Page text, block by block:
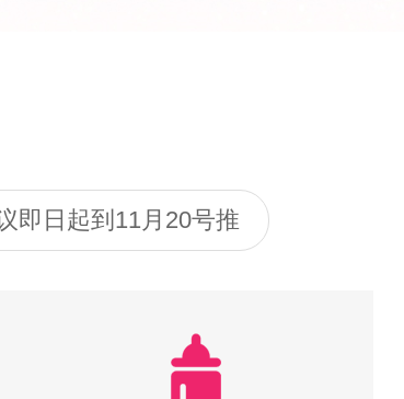
即日起到11月20号推